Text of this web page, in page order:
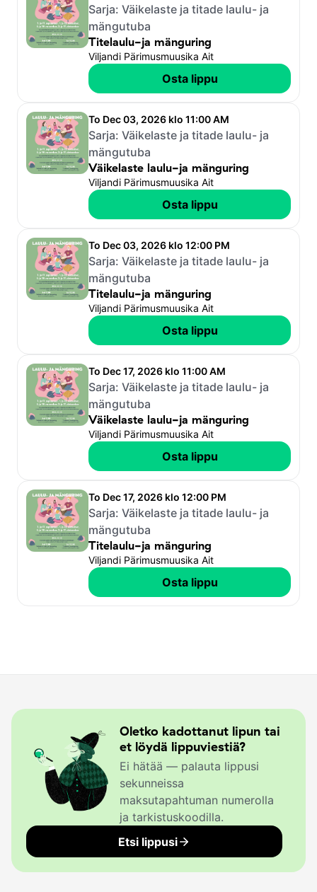
Sarja: Väikelaste ja titade laulu- ja
mängutuba
Titelaulu-ja mänguring
Viljandi Pärimusmuusika Ait
Osta lippu
To Dec 03, 2026 klo 11:00 AM
Sarja: Väikelaste ja titade laulu- ja
mängutuba
Väikelaste laulu-ja mänguring
Viljandi Pärimusmuusika Ait
Osta lippu
To Dec 03, 2026 klo 12:00 PM
Sarja: Väikelaste ja titade laulu- ja
mängutuba
Titelaulu-ja mänguring
Viljandi Pärimusmuusika Ait
Osta lippu
To Dec 17, 2026 klo 11:00 AM
Sarja: Väikelaste ja titade laulu- ja
mängutuba
Väikelaste laulu-ja mänguring
Viljandi Pärimusmuusika Ait
Osta lippu
To Dec 17, 2026 klo 12:00 PM
Sarja: Väikelaste ja titade laulu- ja
mängutuba
Titelaulu-ja mänguring
Viljandi Pärimusmuusika Ait
Osta lippu
Oletko kadottanut lipun tai
et löydä lippuviestiä?
Ei hätää — palauta lippusi
sekunneissa
maksutapahtuman numerolla
ja tarkistuskoodilla.
Etsi lippusi